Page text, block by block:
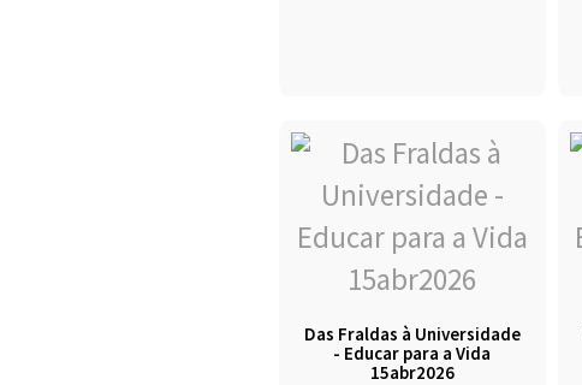
Das Fraldas à Universidade
- Educar para a Vida
15abr2026